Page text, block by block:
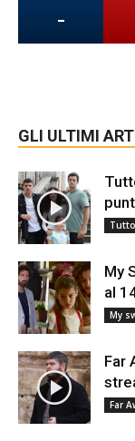
-
GLI ULTIMI
My
al
My
Far
Far